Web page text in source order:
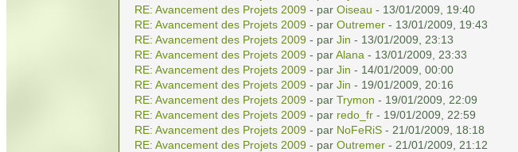
RE: Avancement des Projets 2009 - par Oiseau - 13/01/2009, 19:40
RE: Avancement des Projets 2009 - par Outremer- 13/01/2009, 19:43
RE: Avancement des Projets 2009 - par Jin - 13/01/2009, 23:13
RE: Avancement des Projets 2009 - parAlana - 13/01/2009, 23:33
RE: Avancement des Projets 2009 - par Jin - 14/01/2009, 00:00
RE: Avancement des Projets 2009 - par Jin - 19/01/2009, 20:16
RE: Avancement des Projets 2009 - par Trymon - 19/01/2009, 22:09
RE: Avancement des Projets 2009 - par redo_fr- 19/01/2009, 22:59
RE: Avancement des Projets 2009 - par NoFeRiS- 21/01/2009, 18:18
RE: Avancement des Projets 2009 - par Outremer- 21/01/2009, 21:12